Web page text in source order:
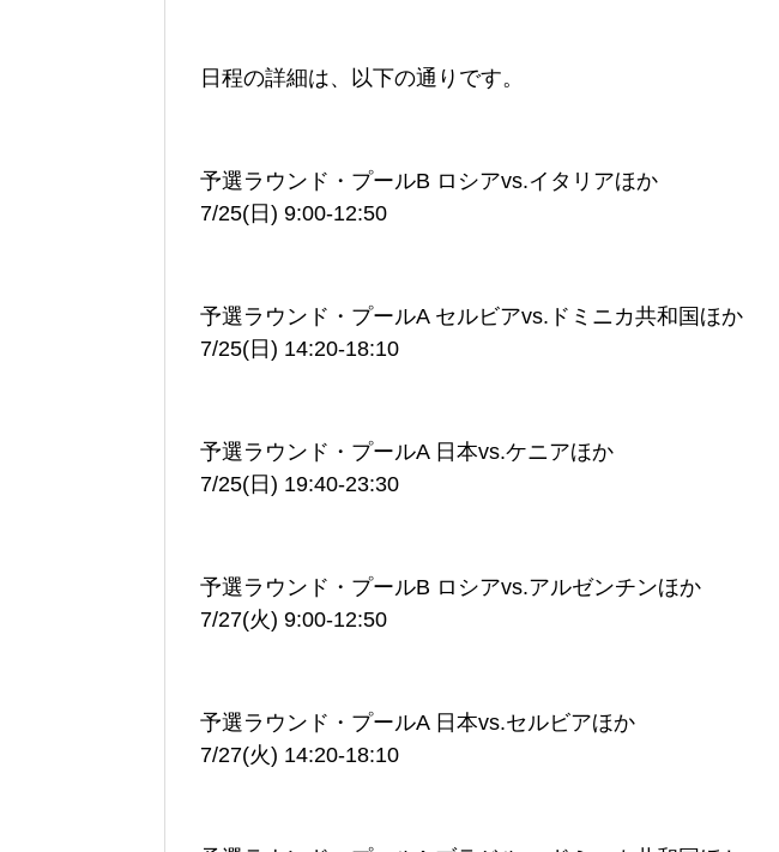
日程の詳細は、以下の通りです。
予選ラウンド・プールB ロシアvs.イタリアほか
7/25(日) 9:00-12:50
予選ラウンド・プールA セルビアvs.ドミニカ共和国ほか
7/25(日) 14:20-18:10
予選ラウンド・プールA 日本vs.ケニアほか
7/25(日) 19:40-23:30
予選ラウンド・プールB ロシアvs.アルゼンチンほか
7/27(火) 9:00-12:50
予選ラウンド・プールA 日本vs.セルビアほか
7/27(火) 14:20-18:10